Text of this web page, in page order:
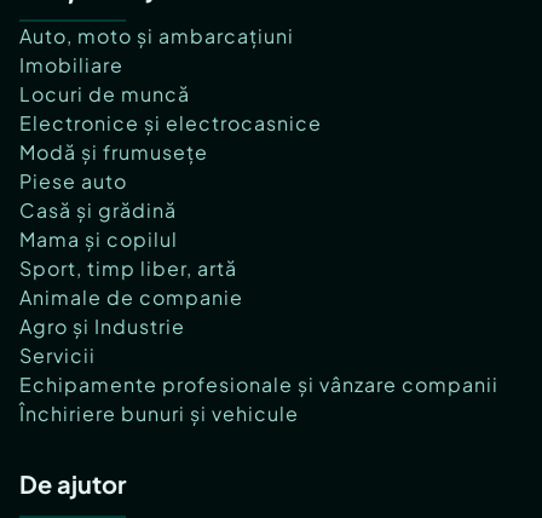
- Statia de metrou Straulesti (350 m);
- Statia de autobuz "Bucuresti Targoviste" [205];
- Statia de autobuz "2 Cocosi" [204, 304, 436];
- Aeroportul Aurel Vlaicu;
Scoli si gradinite
- Scoala/Gradinita Aletheea;
- Scoala/Gradinita internationala Matei;
- Scoala gimnaziala, Nr. 13;
- Scoala gimnaziala, Nr. 6;
- Scoala gimnaziala, Nr. 1;
Auto, moto și ambarcațiuni
Imobiliare
Locuri de muncă
Electronice și electrocasnice
Modă și frumusețe
Piese auto
Casă și grădină
Mama și copilul
Sport, timp liber, artă
Animale de companie
Agro și Industrie
Servicii
Echipamente profesionale și vânzare companii
Închiriere bunuri și vehicule
De ajutor